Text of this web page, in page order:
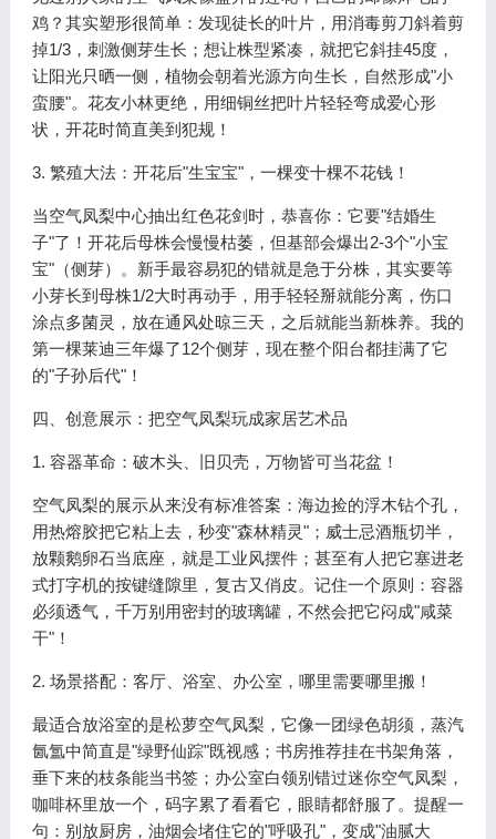
鸡？其实塑形很简单：发现徒长的叶片，用消毒剪刀斜着剪
掉1/3，刺激侧芽生长；想让株型紧凑，就把它斜挂45度，
让阳光只晒一侧，植物会朝着光源方向生长，自然形成"小
蛮腰"。花友小林更绝，用细铜丝把叶片轻轻弯成爱心形
状，开花时简直美到犯规！
3. 繁殖大法：开花后"生宝宝"，一棵变十棵不花钱！
当空气凤梨中心抽出红色花剑时，恭喜你：它要"结婚生
子"了！开花后母株会慢慢枯萎，但基部会爆出2-3个"小宝
宝"（侧芽）。新手最容易犯的错就是急于分株，其实要等
小芽长到母株1/2大时再动手，用手轻轻掰就能分离，伤口
涂点多菌灵，放在通风处晾三天，之后就能当新株养。我的
第一棵莱迪三年爆了12个侧芽，现在整个阳台都挂满了它
的"子孙后代"！
四、创意展示：把空气凤梨玩成家居艺术品
1. 容器革命：破木头、旧贝壳，万物皆可当花盆！
空气凤梨的展示从来没有标准答案：海边捡的浮木钻个孔，
用热熔胶把它粘上去，秒变"森林精灵"；威士忌酒瓶切半，
放颗鹅卵石当底座，就是工业风摆件；甚至有人把它塞进老
式打字机的按键缝隙里，复古又俏皮。记住一个原则：容器
必须透气，千万别用密封的玻璃罐，不然会把它闷成"咸菜
干"！
2. 场景搭配：客厅、浴室、办公室，哪里需要哪里搬！
最适合放浴室的是松萝空气凤梨，它像一团绿色胡须，蒸汽
氤氲中简直是"绿野仙踪"既视感；书房推荐挂在书架角落，
垂下来的枝条能当书签；办公室白领别错过迷你空气凤梨，
咖啡杯里放一个，码字累了看看它，眼睛都舒服了。提醒一
句：别放厨房，油烟会堵住它的"呼吸孔"，变成"油腻大